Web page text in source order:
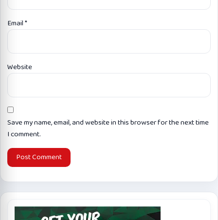
Email*
Website
Save my name, email, and website in this browser for the next time
I comment.